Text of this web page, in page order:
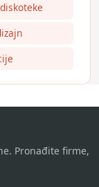
Pronađite firme,